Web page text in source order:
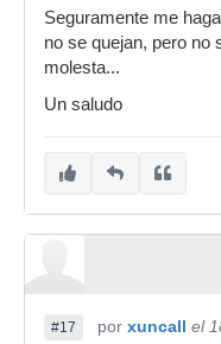
Seguramente me
no se quejan, pero no
molesta...
Un saludo
#17 por xuncall el